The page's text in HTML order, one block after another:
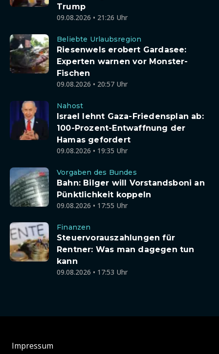
Trump
09.08.2026 • 21:26 Uhr
Beliebte Urlaubsregion
Riesenwels erobert Gardasee:
Experten warnen vor Monster-
Fischen
09.08.2026 • 20:57 Uhr
Nahost
Israel lehnt Gaza-Friedensplan ab:
100-Prozent-Entwaffnung der
Hamas gefordert
09.08.2026 • 19:35 Uhr
Vorgaben des Bundes
Bahn: Bilger will Vorstandsboni an
Pünktlichkeit koppeln
09.08.2026 • 17:55 Uhr
Finanzen
Steuervorauszahlungen für
Rentner: Was man dagegen tun
kann
09.08.2026 • 17:53 Uhr
Impressum